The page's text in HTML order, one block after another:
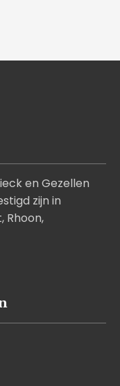
en Gezellen
zijn in
Rhoon,